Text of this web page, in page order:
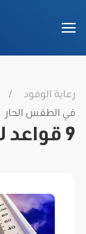
رعاية الوفود
في الطقس الحار
9 قواعد للتنزه في الطقس الحار